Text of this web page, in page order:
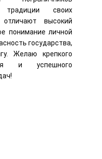
своих
высокий
понимание личной
государства,
Желаю крепкого
и успешного